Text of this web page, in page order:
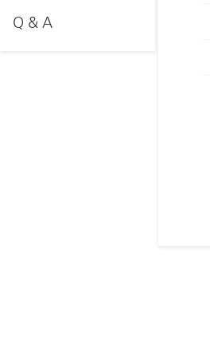
Q & A